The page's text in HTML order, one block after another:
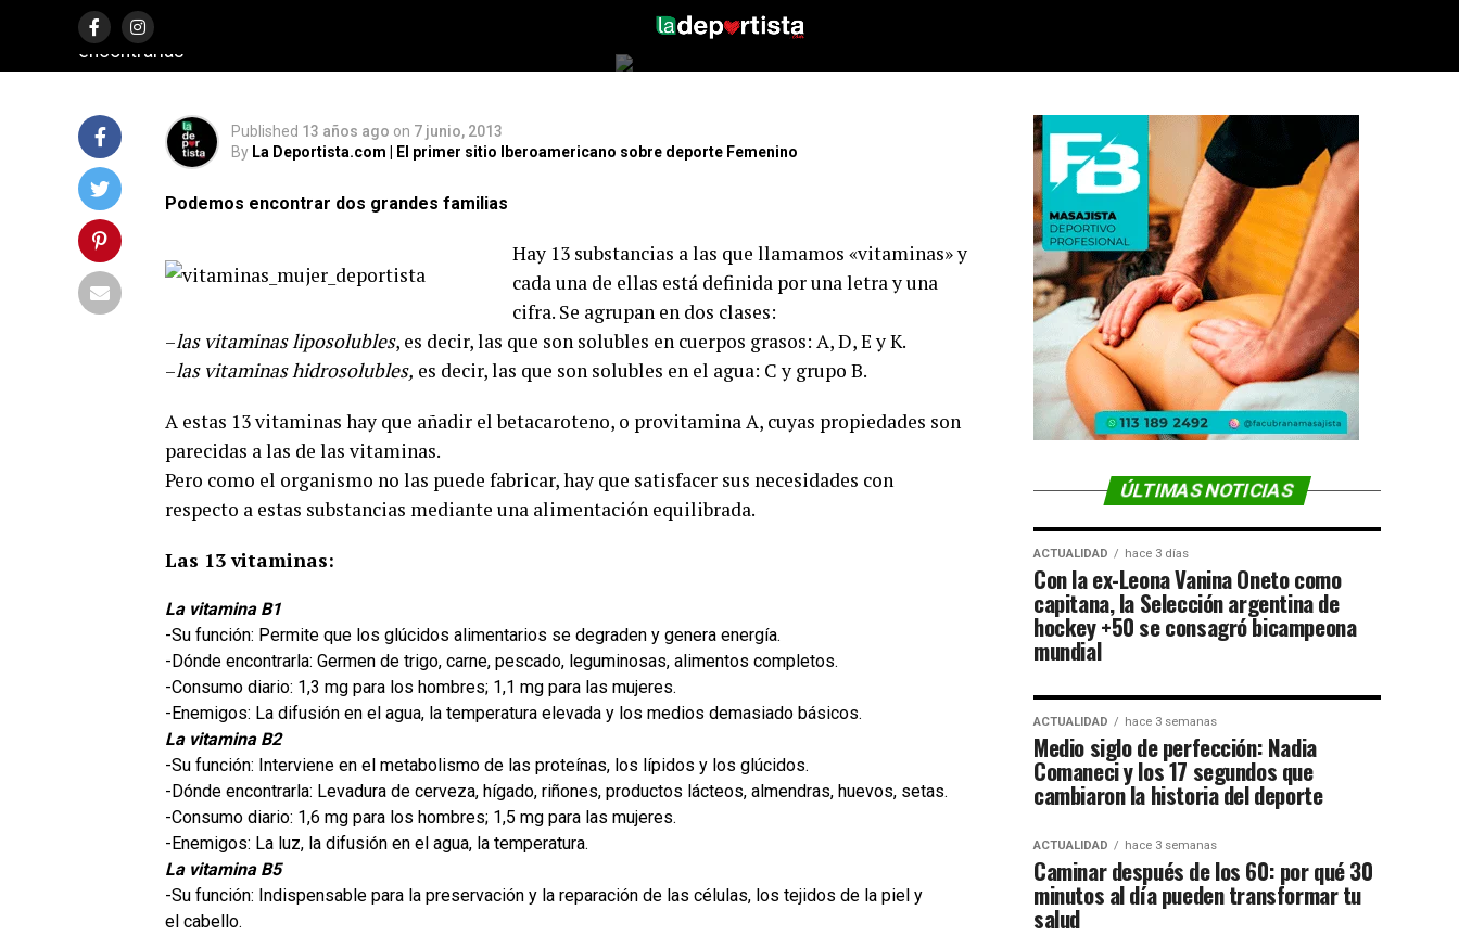
te mostramos cuales son, cual es la función y dónde
encontrarlas
Published 13 años ago on 7 junio, 2013
By La Deportista.com | El primer sitio Iberoamericano sobre deporte Femenino
Podemos encontrar dos grandes familias
Hay 13 substancias a las que llamamos «vitaminas» y
cada una de ellas está definida por una letra y una
cifra. Se agrupan en dos clases:
–las vitaminas liposolubles, es decir, las que son solubles en cuerpos grasos: A, D, E y K.
–las vitaminas hidrosolubles, es decir, las que son solubles en el agua: C y grupo B.
A estas 13 vitaminas hay que añadir el betacaroteno, o provitamina A, cuyas propiedades son
parecidas a las de las vitaminas.
Pero como el organismo no las puede fabricar, hay que satisfacer sus necesidades con
respecto a estas substancias mediante una alimentación equilibrada.
Las 13 vitaminas:
La vitamina B1
-Su función: Permite que los glúcidos alimentarios se degraden y genera energía.
-Dónde encontrarla: Germen de trigo, carne, pescado, leguminosas, alimentos completos.
-Consumo diario: 1,3 mg para los hombres; 1,1 mg para las mujeres.
-Enemigos: La difusión en el agua, la temperatura elevada y los medios demasiado básicos.
La vitamina B2
-Su función: Interviene en el metabolismo de las proteínas, los lípidos y los glúcidos.
-Dónde encontrarla: Levadura de cerveza, hígado, riñones, productos lácteos, almendras, huevos, setas.
-Consumo diario: 1,6 mg para los hombres; 1,5 mg para las mujeres.
-Enemigos: La luz, la difusión en el agua, la temperatura.
La vitamina B5
-Su función: Indispensable para la preservación y la reparación de las células, los tejidos de la piel y
el cabello.
ÚLTIMAS NOTICIAS
ACTUALIDAD hace 3 días
Con la ex-Leona Vanina Oneto como
capitana, la Selección argentina de
hockey +50 se consagró bicampeona
mundial
ACTUALIDAD hace 3 semanas
Medio siglo de perfección: Nadia
Comaneci y los 17 segundos que
cambiaron la historia del deporte
ACTUALIDAD hace 3 semanas
Caminar después de los 60: por qué 30
minutos al día pueden transformar tu
salud